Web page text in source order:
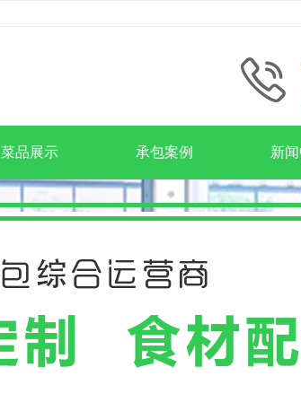
菜品展示 承包案例 新